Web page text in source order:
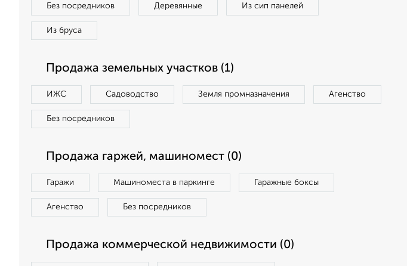
Без посредников Деревянные Из сип панелей
Из бруса
Продажа земельных участков (1)
ИЖС Садоводство Земля промназначения Агенство
Без посредников
Продажа гаржей, машиномест (0)
Гаражи Машиноместа в паркинге Гаражные боксы
Агенство Без посредников
Продажа коммерческой недвижимости (0)